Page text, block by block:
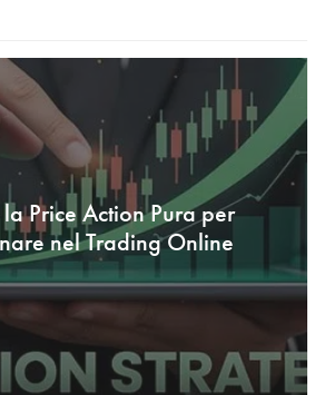
Price Action Pura per
nel Trading Online